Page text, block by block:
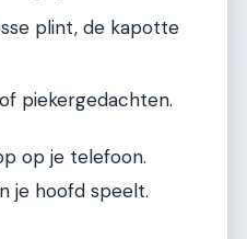
plint, de kapotte
piekergedachten.
op je telefoon.
je hoofd speelt.